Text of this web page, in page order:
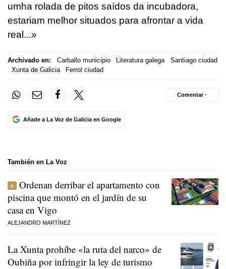
umha rolada de pitos saídos da incubadora,
estariam melhor situados para afrontar a vida
real...»
Archivado en: Carballo municipio Literatura galega
Santiago ciudad
Xunta de Galicia
Ferrol ciudad
Añade a La Voz de Galicia en Google
Comentar ·
También en La Voz
Ordenan derribar el apartamento con
piscina que montó en el jardín de su
casa en Vigo
ALEJANDRO MARTÍNEZ
La Xunta prohíbe «la ruta del narco» de
Oubiña por infringir la ley de turismo